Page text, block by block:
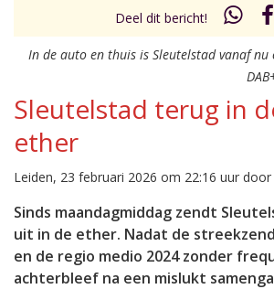
Deel dit bericht!
In de auto en thuis is Sleutelstad vanaf
Sleutelstad terug in
ether
Leiden, 23 februari 2026 om 22:16 uur door
Sinds maandagmiddag zendt
uit in de ether. Nadat de
en de regio medio 2024 zonder
achterbleef na een mislukt